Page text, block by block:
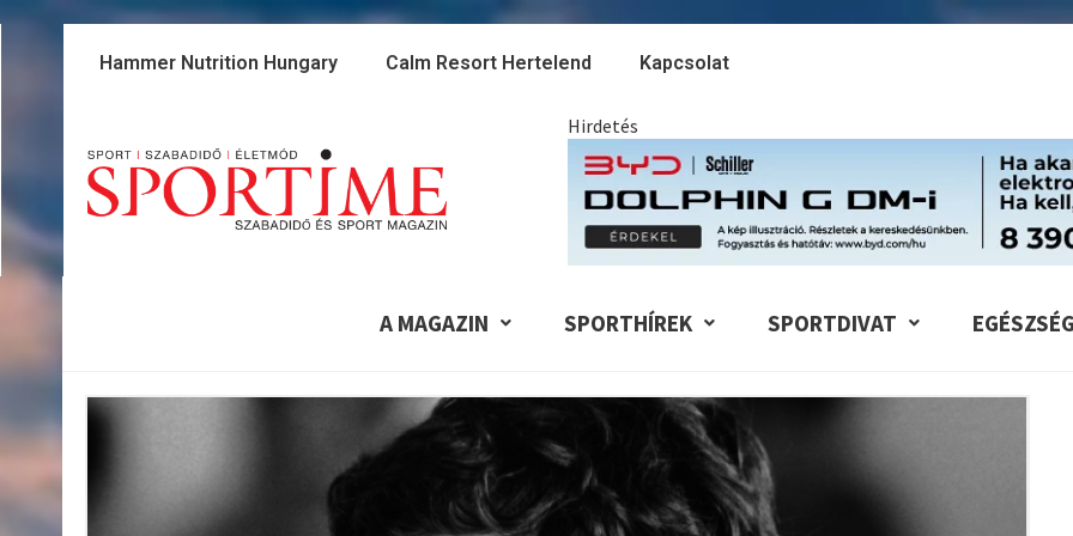
Hammer Nutrition Hungary Calm Resort Hertelend Kapcsolat
Hirdetés
A MAGAZIN SPORTHÍREK SPORTDIVAT EGÉSZSÉG